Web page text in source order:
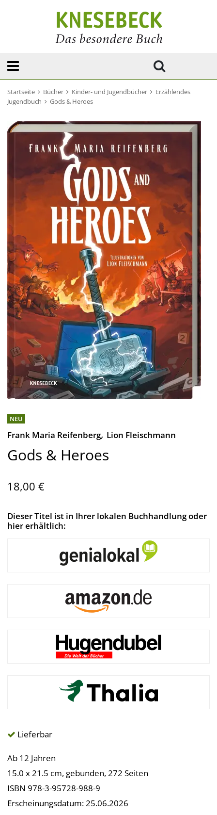
Startseite Bücher Kinder- und Jugendbücher
Erzählendes
Jugendbuch
Gods & Heroes
NEU
Frank Maria Reifenberg, Lion Fleischmann
Gods & Heroes
18,00 €
Dieser Titel ist in Ihrer lokalen Buchhandlung oder
hier erhältlich:
Lieferbar
Ab 12 Jahren
15.0 x 21.5 cm, gebunden, 272 Seiten
ISBN 978-3-95728-988-9
Erscheinungsdatum: 25.06.2026